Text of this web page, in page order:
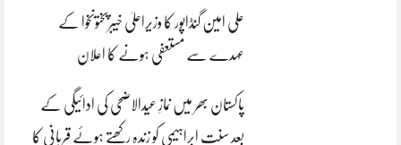
علی امین گنڈاپور کا وزیراعلیٰ خیبرپختونخوا کے
عہدے سے مستعفی ہونے کا اعلان
پاکستان بھر میں نمازِ عیدالاضحی کی ادائیگی کے
بعد سنتِ ابراہیمی کو زندہ رکھتے ہوئے قربانی کا